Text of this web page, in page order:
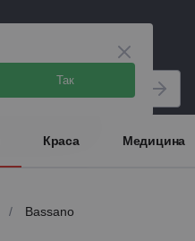
Так
Краса Медицина
/ Bassano